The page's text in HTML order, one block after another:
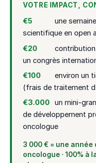
VOTRE IMPACT,
€5
une
scientifique en open
€20
un congrès
€100
environ un
(frais de traitement
€3.000 un mini-
de développement
oncologue
3 000 € = une
oncologue · 100% à